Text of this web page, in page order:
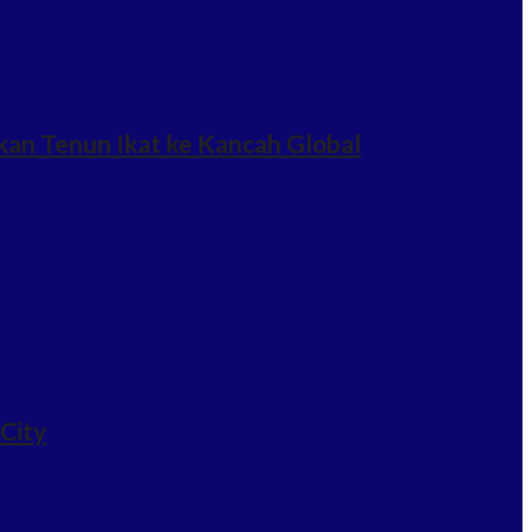
Tenun Ikat ke Kancah Global